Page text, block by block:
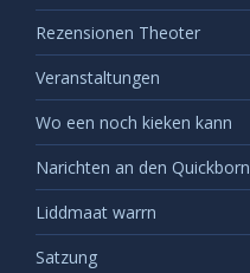
Rezensionen Theoter
Veranstaltungen
Wo een noch kieken kann
Narichten an den Quickborn
Liddmaat warrn
Satzung